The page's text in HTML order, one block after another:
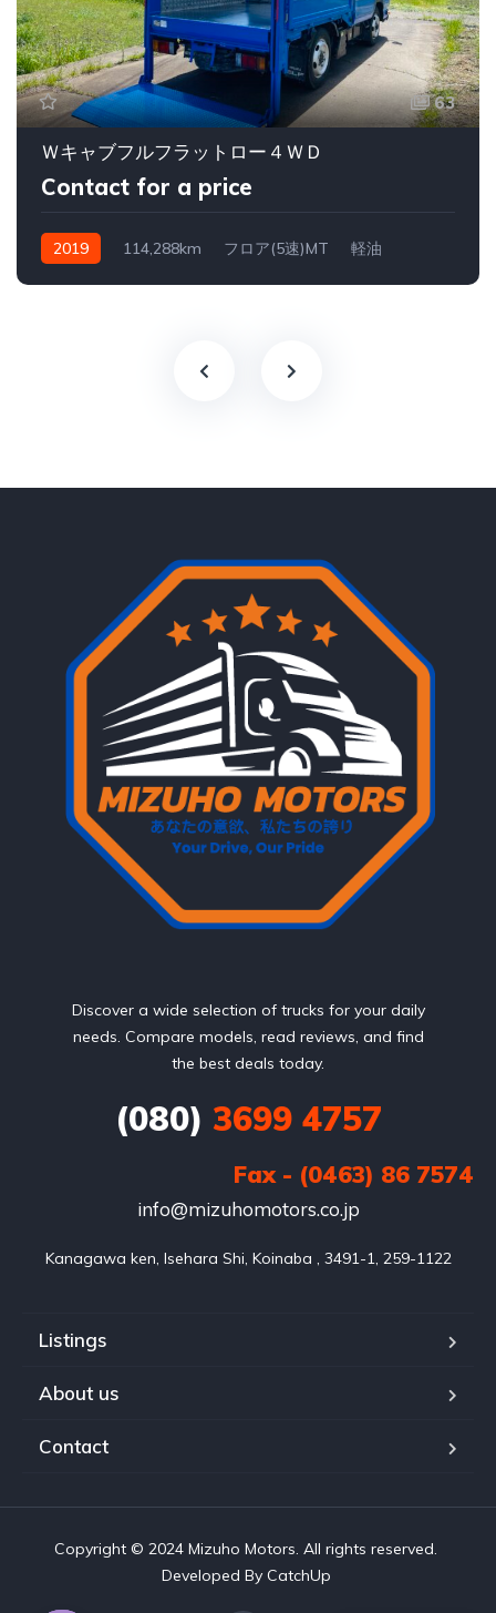
63
Ｗキャブフルフラットロー４ＷＤ
Contact for a price
2019 114,288km フロア(5速)MT 軽油
Discover a wide selection of trucks for your daily
needs. Compare models, read reviews, and find
the best deals today.
(080) 3699 4757
Fax - (0463) 86 7574
info@mizuhomotors.co.jp
Kanagawa ken, Isehara Shi, Koinaba , 3491-1, 259-1122
Listings
About us
Contact
Copyright © 2024 Mizuho Motors. All rights reserved.
Developed By CatchUp